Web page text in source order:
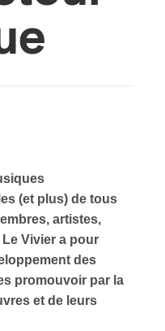
(et plus) de tous
artistes,
Vivier a pour
des
promouvoir par la
et de leurs